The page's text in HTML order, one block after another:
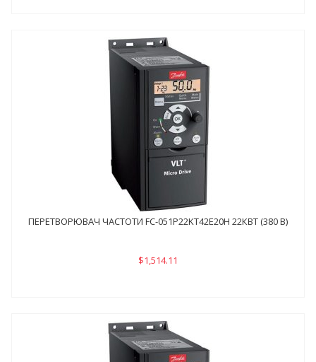
ПЕРЕТВОРЮВАЧ ЧАСТОТИ FC-051P22KТ42E20H 22КВТ (380 В)
$1,514.11